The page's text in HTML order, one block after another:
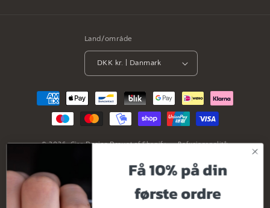
Land/område
DKK kr. | Danmark
Betalingsmetoder
© 2026,Ciza Design Drevet af Shopify Refusionspolitik
Politik om beskyttelse af persondata Servicevilkår
Få 10% på din
første ordre